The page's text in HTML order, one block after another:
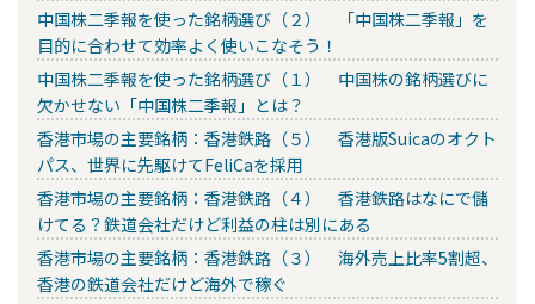
中国株二季報を使った銘柄選び（２） 「中国株二季報」を
目的に合わせて効率よく使いこなそう！
中国株二季報を使った銘柄選び（１） 中国株の銘柄選びに
欠かせない「中国株二季報」とは？
香港市場の主要銘柄：香港鉄路（５） 香港版Suicaのオクト
パス、世界に先駆けてFeliCaを採用
香港市場の主要銘柄：香港鉄路（４） 香港鉄路はなにで儲
けてる？鉄道会社だけど利益の柱は別にある
香港市場の主要銘柄：香港鉄路（３） 海外売上比率5割超、
香港の鉄道会社だけど海外で稼ぐ